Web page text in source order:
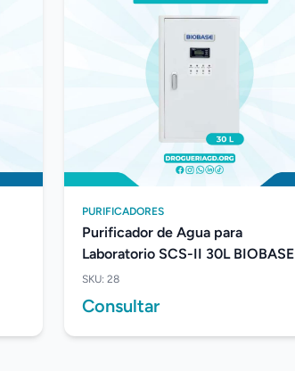
PURIFICADORES
Purificador de Agua para
Laboratorio SCS-II 30L BIOBASE
SKU: 28
Consultar